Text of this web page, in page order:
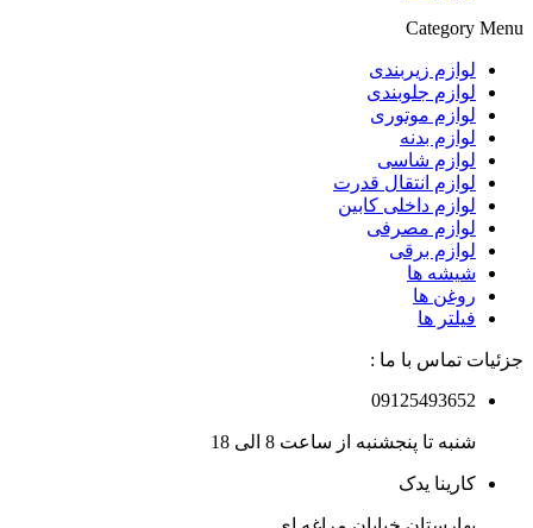
Category Menu
لوازم زیربندی
لوازم جلوبندی
لوازم موتوری
لوازم بدنه
لوازم شاسی
لوازم انتقال قدرت
لوازم داخلی کابین
لوازم مصرفی
لوازم برقی
شیشه ها
روغن ها
فیلتر ها
جزئیات تماس با ما :
09125493652
شنبه تا پنجشنبه از ساعت 8 الی 18
کارینا یدک